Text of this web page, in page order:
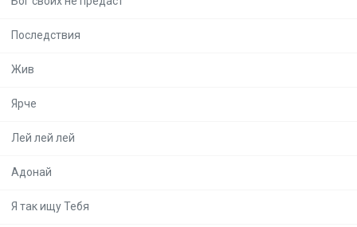
Последствия
Жив
Ярче
Лей лей лей
Адонай
Я так ищу Тебя